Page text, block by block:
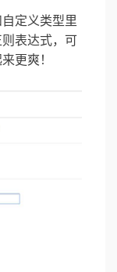
定义类型里
表达式，可
更爽！